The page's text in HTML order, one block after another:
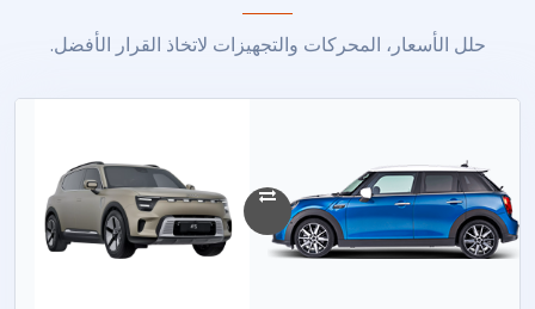
حلل الأسعار، المحركات والتجهيزات لاتخاذ القرار الأفضل.